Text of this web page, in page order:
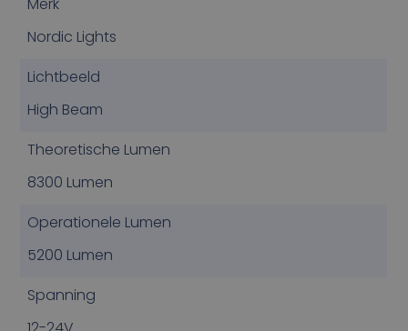
Nordic Lights
Lichtbeeld
High Beam
Theoretische Lumen
8300 Lumen
Operationele Lumen
5200 Lumen
Spanning